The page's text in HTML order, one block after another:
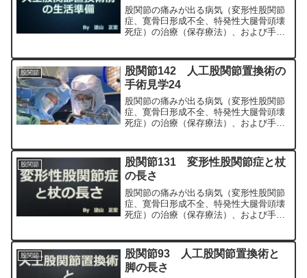
股関節の痛みが出る病気（変形性股関節
症、寛骨臼形成不全、特発性大腿骨頭壊
死症）の治療（保存療法）、および手術
科専門医（人工関節手術を専門）の塗山
正宏が色々と説明します。
股関節
股関節142 人工股関節置換術の
手術見学24
股関節の痛みが出る病気（変形性股関節
症、寛骨臼形成不全、特発性大腿骨頭壊
死症）の治療（保存療法）、および手術
科専門医（人工関節手術を専門）の塗山
正宏が色々と説明します。
股関節
股関節131 変形性股関節症と杖
の長さ
股関節の痛みが出る病気（変形性股関節
症、寛骨臼形成不全、特発性大腿骨頭壊
死症）の治療（保存療法）、および手術
科専門医（人工関節手術を専門）の塗山
正宏が色々と説明します。
股関節
股関節93 人工股関節置換術と
脚の長さ